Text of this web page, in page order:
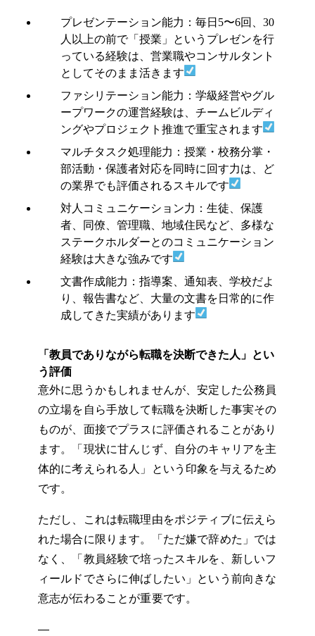
プレゼンテーション能力：毎日5〜6回、30
人以上の前で「授業」というプレゼンを行
っている経験は、営業職やコンサルタント
としてそのまま活きます
ファシリテーション能力：学級経営やグル
ープワークの運営経験は、チームビルディ
ングやプロジェクト推進で重宝されます
マルチタスク処理能力：授業・校務分掌・
部活動・保護者対応を同時に回す力は、ど
の業界でも評価されるスキルです
対人コミュニケーション力：生徒、保護
者、同僚、管理職、地域住民など、多様な
ステークホルダーとのコミュニケーション
経験は大きな強みです
文書作成能力：指導案、通知表、学校だよ
り、報告書など、大量の文書を日常的に作
成してきた実績があります
「教員でありながら転職を決断できた人」とい
う評価
意外に思うかもしれませんが、安定した公務員
の立場を自ら手放して転職を決断した事実その
ものが、面接でプラスに評価されることがあり
ます。「現状に甘んじず、自分のキャリアを主
体的に考えられる人」という印象を与えるため
です。
ただし、これは転職理由をポジティブに伝えら
れた場合に限ります。「ただ嫌で辞めた」では
なく、「教員経験で培ったスキルを、新しいフ
ィールドでさらに伸ばしたい」という前向きな
意志が伝わることが重要です。
—